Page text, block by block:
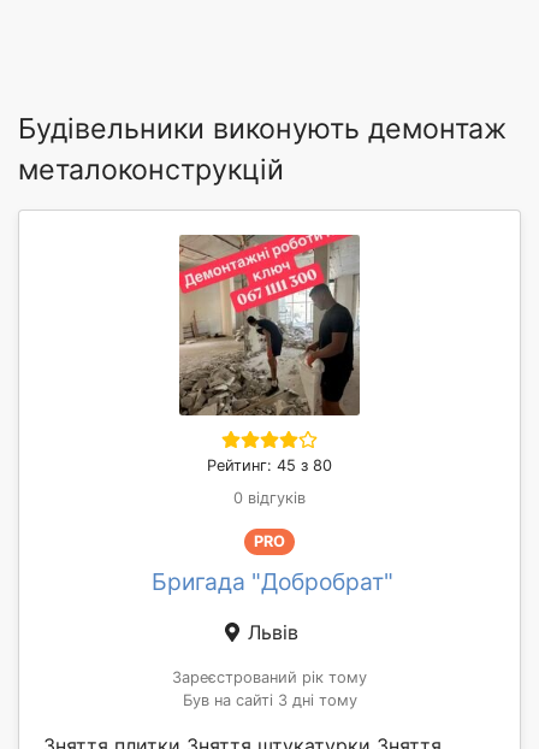
Будівельники виконують демонтаж
металоконструкцій
Рейтинг: 45 з 80
0 відгуків
PRO
Бригада "Добробрат"
Львів
Зареєстрований рік тому
Був на сайті 3 дні тому